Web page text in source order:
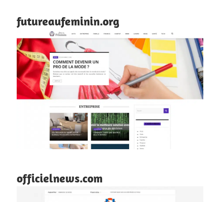
futureaufeminin.org
officielnews.com